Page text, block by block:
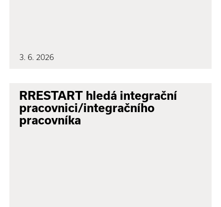
3. 6. 2026
RRESTART hledá integrační
pracovnici/integračního
pracovníka